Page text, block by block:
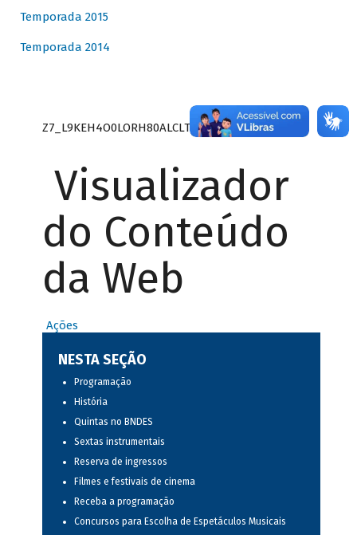
Temporada 2015
Temporada 2014
Z7_L9KEH4O0LORH80ALCLTPF80S27
Visualizador
do Conteúdo
da Web
Ações
NESTA SEÇÃO
Programação
História
Quintas no BNDES
Sextas instrumentais
Reserva de ingressos
Filmes e festivais de cinema
Receba a programação
Concursos para Escolha de Espetáculos Musicais